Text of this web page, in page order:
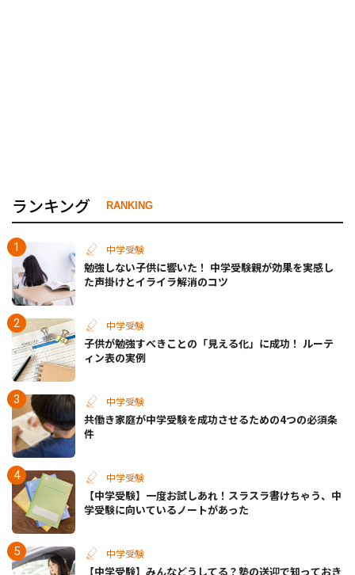
ランキング RANKING
中学受験
勉強しない子供に響いた！ 中学受験親が効果を実感し
た声掛けとイライラ解消のコツ
中学受験
子供が勉強すべきことの「見える化」に成功！ ルーテ
ィン表の実例
中学受験
共働き家庭が中学受験を成功させるための4つの必須条
件
中学受験
【中学受験】一度お試しあれ！スラスラ書けちゃう、中
学受験に向いているノートがあった
中学受験
【中学受験】みんなどうしてる？塾の送迎で知っておき